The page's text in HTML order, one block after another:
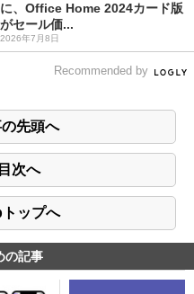
に、Office Home 2024カード版
がセール価...
2026年7月8日
Recommended by
先頭へ
次へ
ップへ
の記事